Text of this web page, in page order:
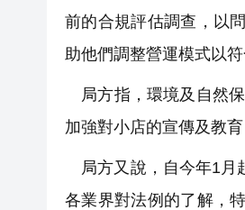
前的合規評估調查，以
助他們調整營運模式以
局方指，環境及自然保
加強對小店的宣傳及教
局方又說，自今年1月
各業界對法例的了解，